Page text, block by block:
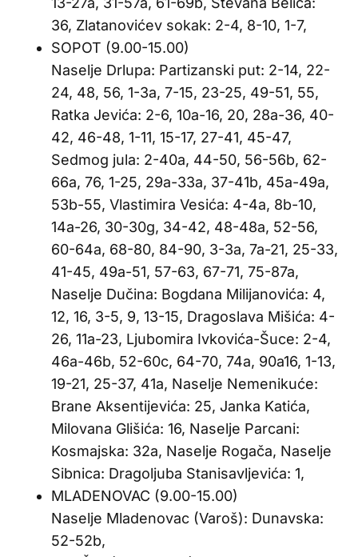
36, Zlatanovićev sokak: 2-4, 8-10, 1-7,
SOPOT (9.00-15.00)
Naselje Drlupa: Partizanski put: 2-14, 22-
24, 48, 56, 1-3a, 7-15, 23-25, 49-51, 55,
Ratka Jevića: 2-6, 10a-16, 20, 28a-36, 40-
42, 46-48, 1-11, 15-17, 27-41, 45-47,
Sedmog jula: 2-40a, 44-50, 56-56b, 62-
66a, 76, 1-25, 29a-33a, 37-41b, 45a-49a,
53b-55, Vlastimira Vesića: 4-4a, 8b-10,
14a-26, 30-30g, 34-42, 48-48a, 52-56,
60-64a, 68-80, 84-90, 3-3a, 7a-21, 25-33,
41-45, 49a-51, 57-63, 67-71, 75-87a,
Naselje Dučina: Bogdana Milijanovića: 4,
12, 16, 3-5, 9, 13-15, Dragoslava Mišića: 4-
26, 11a-23, Ljubomira Ivkovića-Šuce: 2-4,
46a-46b, 52-60c, 64-70, 74a, 90a16, 1-13,
19-21, 25-37, 41a, Naselje Nemenikuće:
Brane Aksentijevića: 25, Janka Katića,
Milovana Glišića: 16, Naselje Parcani:
Kosmajska: 32a, Naselje Rogača, Naselje
Sibnica: Dragoljuba Stanisavljevića: 1,
MLADENOVAC (9.00-15.00)
Naselje Mladenovac (Varoš): Dunavska:
52-52b,